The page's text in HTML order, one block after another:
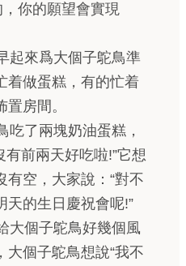
，你的願望會實現
來爲大個子鴕鳥準
着做蛋糕，有的忙着
房間。
了兩塊奶油蛋糕，
有前兩天好吃啦!”它想
有空，大家說：“對不
天的生日慶祝會呢!”
個子鴕鳥好幾個風
大個子鴕鳥想說“我不